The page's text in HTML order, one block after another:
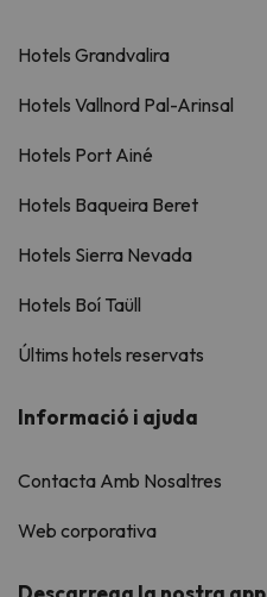
Hotels Grandvalira
Hotels Vallnord Pal-Arinsal
Hotels Port Ainé
Hotels Baqueira Beret
Hotels Sierra Nevada
Hotels Boí Taüll
Últims hotels reservats
Informació i ajuda
Contacta Amb Nosaltres
Web corporativa